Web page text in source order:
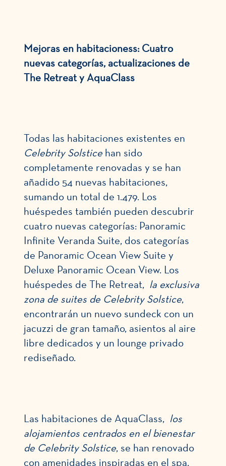
Mejoras en habitacioness: Cuatro
nuevas categorías, actualizaciones de
The Retreat y AquaClass
Todas las habitaciones existentes en
Celebrity Solstice han sido
completamente renovadas y se han
añadido 54 nuevas habitaciones,
sumando un total de 1.479. Los
huéspedes también pueden descubrir
cuatro nuevas categorías: Panoramic
Infinite Veranda Suite, dos categorías
de Panoramic Ocean View Suite y
Deluxe Panoramic Ocean View. Los
huéspedes de The Retreat, la exclusiva
zona de suites de Celebrity Solstice,
encontrarán un nuevo sundeck con un
jacuzzi de gran tamaño, asientos al aire
libre dedicados y un lounge privado
rediseñado.
Las habitaciones de AquaClass, los
alojamientos centrados en el bienestar
de Celebrity Solstice, se han renovado
con amenidades inspiradas en el spa,